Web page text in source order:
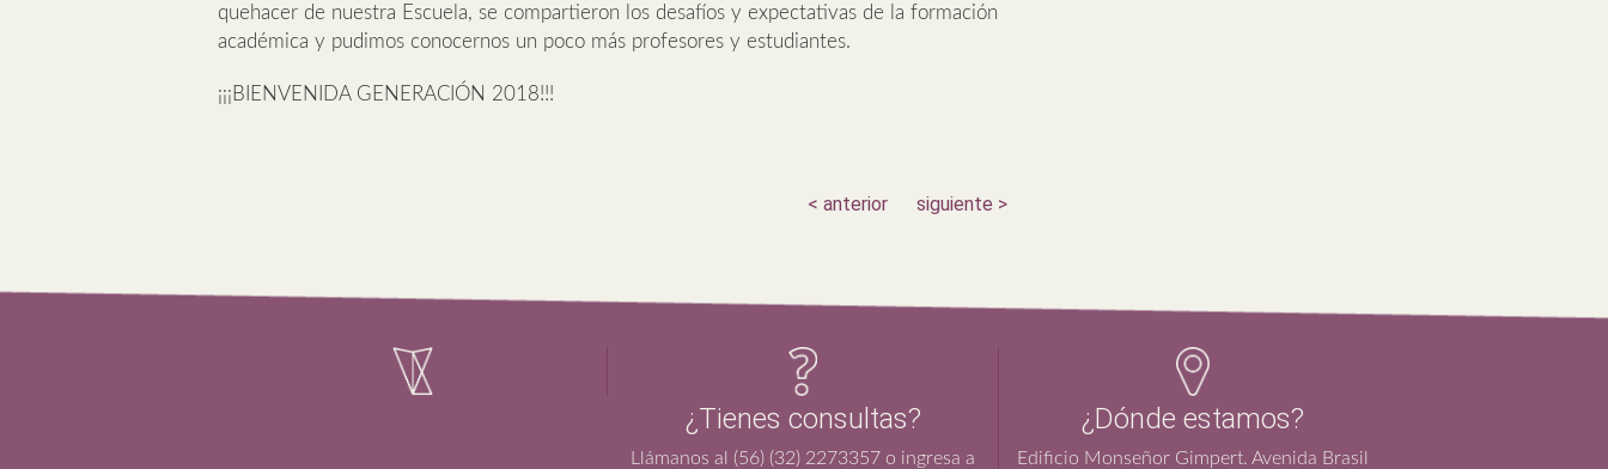
quehacer de nuestra Escuela, se compartieron los desafíos y expectativas de la formación
académica y pudimos conocernos un poco más profesores y estudiantes.
¡¡¡BIENVENIDA GENERACIÓN 2018!!!
< anterior siguiente >
¿Tienes consultas?
Llámanos al (56) (32) 2273357 o ingresa a
¿Dónde estamos?
Edificio Monseñor Gimpert. Avenida Brasil